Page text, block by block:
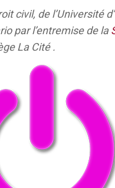
civil, de l’Université
par l’entremise de la
La Cité .